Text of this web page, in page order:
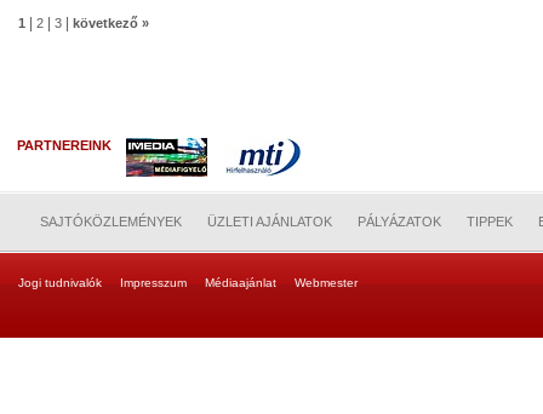
1 2 3 következő »
PARTNEREINK
SAJTÓKÖZLEMÉNYEK ÜZLETI AJÁNLATOK PÁLYÁZATOK TIPPEK
Jogi tudnivalók Impresszum Médiaajánlat Webmester